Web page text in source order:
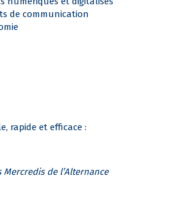
de communication
rapide et efficace :
Mercredis de l’Alternance